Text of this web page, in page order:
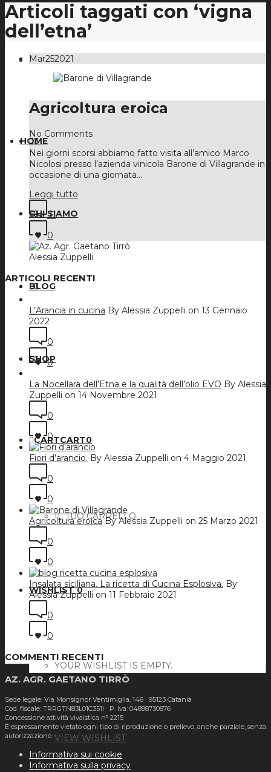
CARTCART0
IL TUO CARRELLO
WISHLIST 0
YOUR WISHLIST IS EMPTY.
VIEW WISHLIST
HOME
CHI SIAMO
BLOG
SHOP
Articoli taggati con ‘vigna
dell’etna’
Mar252021
Agricoltura eroica
No Comments
Nei giorni scorsi abbiamo fatto visita all’amico Marco
Nicolosi presso l’azienda vinicola Barone di Villagrande in
occasione di una giornata…
Leggi tutto
0
0
Alessia Zuppelli
ARTICOLI RECENTI
L’Arancia in cucina By Alessia Zuppelli on 13 Gennaio
2022
0
0
La Nocellara dell’Etna e la qualità dell’olio EVO By Alessia
Zuppelli on 14 Novembre 2021
0
0
Fiori d’arancio. By Alessia Zuppelli on 4 Maggio 2021
0
0
Agricoltura eroica By Alessia Zuppelli on 25 Marzo 2021
0
0
Insalata siciliana. La ricetta di Cucina Esplosiva. By
Alessia Zuppelli on 11 Febbraio 2021
0
0
COMMENTI RECENTI
AZ. AGR. GAETANO TIRRÒ
Sede legale: Via Monsignor Ventimiglia, 146 · 95123 Catania
Cod. fiscale: TRRGTN83L01C351I · P. iva: 04898730876
Concessione attività vivaistica n° 2215
È espressamente vietato ogni tipo di riproduzione o prelievo, anche parziale, senza
autorizzazione.
Informativa sui cookie
Informativa sulla privacy